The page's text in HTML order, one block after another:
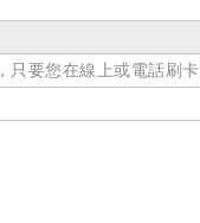
只要您在線上或電話刷